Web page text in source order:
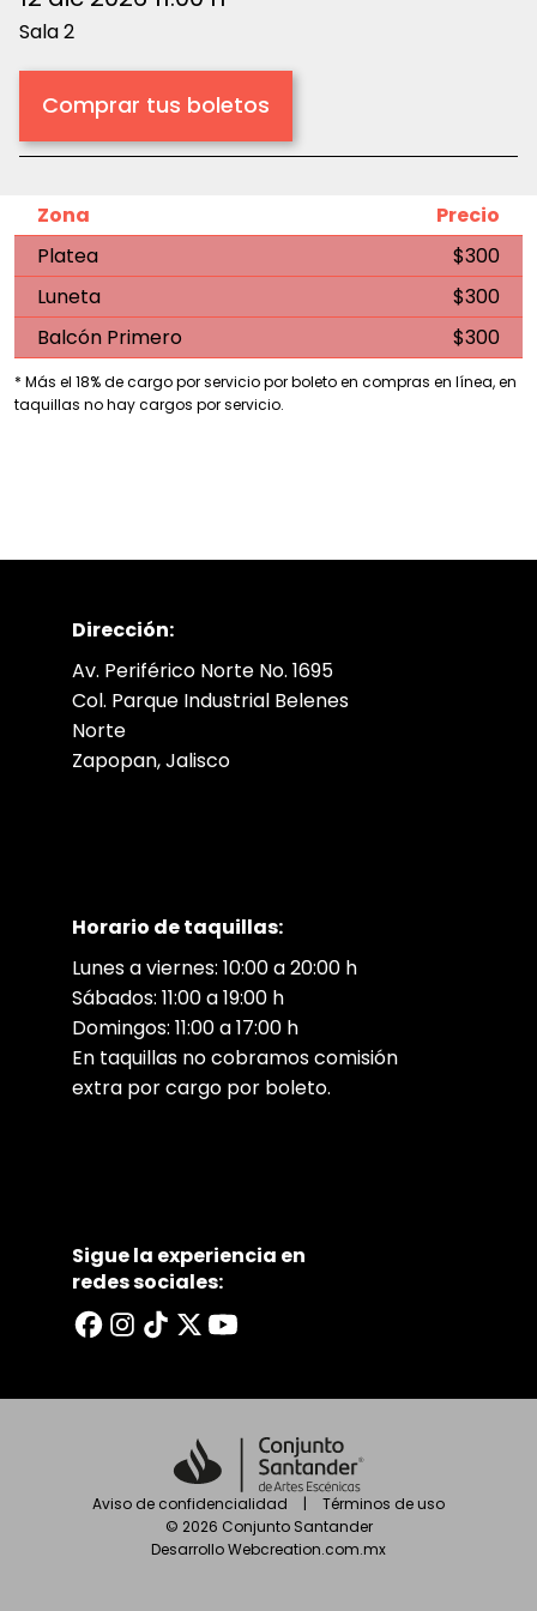
Sala 2
Comprar tus boletos
Zona
Precio
Platea
$300
Luneta
$300
Balcón Primero
$300
* Más el 18% de cargo por servicio por boleto en compras en línea, en
taquillas no hay cargos por servicio.
Dirección:
Av. Periférico Norte No. 1695
Col. Parque Industrial Belenes
Norte
Zapopan, Jalisco
Horario de taquillas:
Lunes a viernes: 10:00 a 20:00 h
Sábados: 11:00 a 19:00 h
Domingos: 11:00 a 17:00 h
En taquillas no cobramos comisión
extra por cargo por boleto.
Sigue la experiencia en
redes sociales:
Aviso de confidencialidad |
Términos de uso
© 2026 Conjunto Santander
DesarrolloWebcreation.com.mx